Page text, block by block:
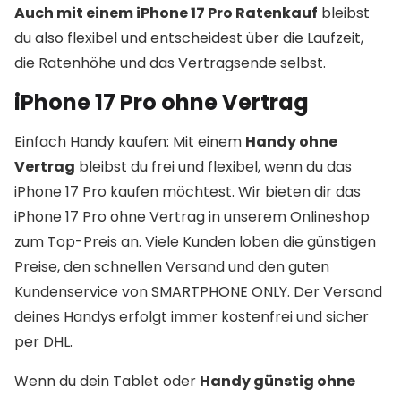
Auch mit einem iPhone 17 Pro Ratenkauf bleibst
du also flexibel und entscheidest über die Laufzeit,
die Ratenhöhe und das Vertragsende selbst.
iPhone 17 Pro ohne Vertrag
Einfach Handy kaufen: Mit einem Handy ohne
Vertrag bleibst du frei und flexibel, wenn du das
iPhone 17 Pro kaufen möchtest. Wir bieten dir das
iPhone 17 Pro ohne Vertrag in unserem Onlineshop
zum Top-Preis an. Viele Kunden loben die günstigen
Preise, den schnellen Versand und den guten
Kundenservice von SMARTPHONE ONLY. Der Versand
deines Handys erfolgt immer kostenfrei und sicher
per DHL.
Wenn du dein Tablet oder Handy günstig ohne